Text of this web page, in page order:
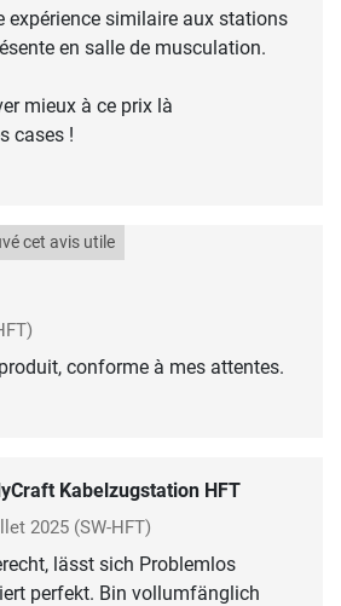
expérience similaire aux stations
en salle de musculation.
mieux à ce prix là
cases !
cet avis utile
conforme à mes attentes.
Kabelzugstation HFT
2025 (SW-HFT)
lässt sich Problemlos
perfekt. Bin vollumfänglich